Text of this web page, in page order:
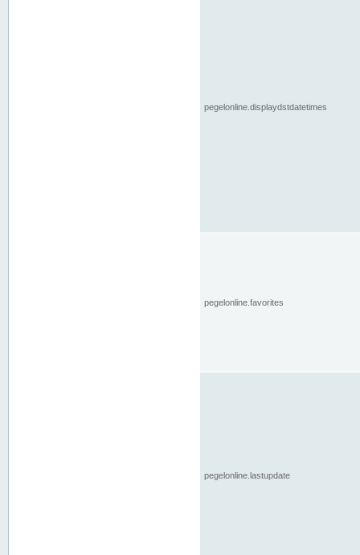
pegelonline.displaydstdatetimes
pegelonline.favorites
pegelonline.lastupdate